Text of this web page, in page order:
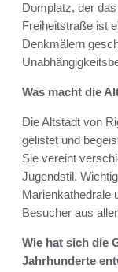
Domplatz, der
Freiheitstraße ist
Denkmälern
Was macht die
Die Altstadt von
gelistet und
Sie vereint
Jugendstil.
Marienkathedrale
Besucher aus
Wie hat sich die
Jahrhunderte